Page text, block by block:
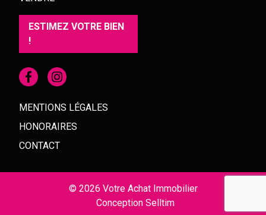
ESTIMEZ VOTRE BIEN
!
MENTIONS LÉGALES
HONORAIRES
CONTACT
© 2026 Votre Achat Immobilier
Conception Selltim